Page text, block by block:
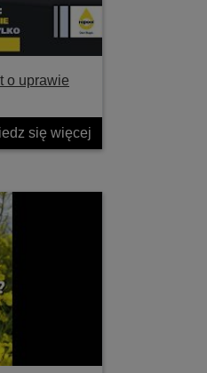
o uprawie
się więcej